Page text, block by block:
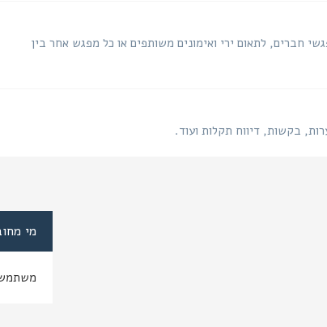
חברים, לתאום ירי ואימונים משותפים או כל מפגש אחר בין
בקשות, דיווח תקלות ועוד.
מי